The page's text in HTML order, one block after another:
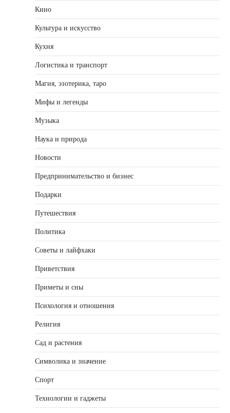
Кино
Культура и искусство
Кухня
Логистика и транспорт
Магия, эзотерика, таро
Мифы и легенды
Музыка
Наука и природа
Новости
Предпринимательство и бизнес
Подарки
Путешествия
Политика
Советы и лайфхаки
Приветствия
Приметы и сны
Психология и отношения
Религия
Сад и растения
Символика и значение
Спорт
Технологии и гаджеты